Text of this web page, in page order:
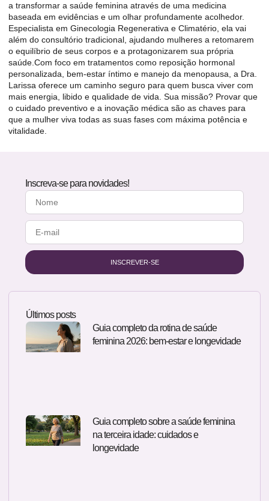
a transformar a saúde feminina através de uma medicina
baseada em evidências e um olhar profundamente acolhedor.
Especialista em Ginecologia Regenerativa e Climatério, ela vai
além do consultório tradicional, ajudando mulheres a retomarem
o equilíbrio de seus corpos e a protagonizarem sua própria
saúde.Com foco em tratamentos como reposição hormonal
personalizada, bem-estar íntimo e manejo da menopausa, a Dra.
Larissa oferece um caminho seguro para quem busca viver com
mais energia, libido e qualidade de vida. Sua missão? Provar que
o cuidado preventivo e a inovação médica são as chaves para
que a mulher viva todas as suas fases com máxima potência e
vitalidade.
Inscreva-se para novidades!
INSCREVER-SE
Últimos posts
Guia completo da rotina de saúde
feminina 2026: bem-estar e longevidade
Guia completo sobre a saúde feminina
na terceira idade: cuidados e
longevidade